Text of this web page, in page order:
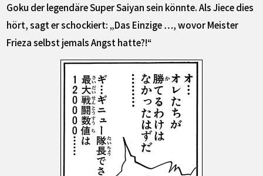
Goku der legendäre Super Saiyan sein könnte. Als Jiece dies
hört, sagt er schockiert: „Das Einzige …, wovor Meister
Frieza selbst jemals Angst hatte?!“